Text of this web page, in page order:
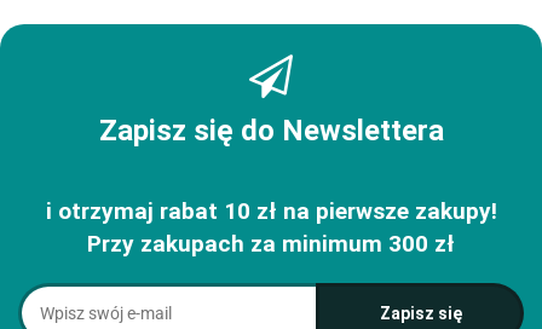
Zapisz się do Newslettera
i otrzymaj rabat 10 zł na pierwsze zakupy!
Przy zakupach za minimum 300 zł